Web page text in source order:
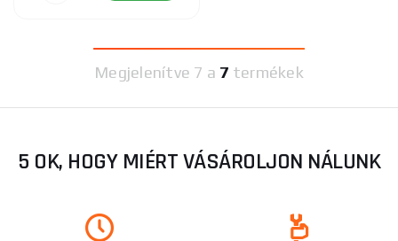
Megjelenítve 7 a 7 termékek
5 OK, HOGY MIÉRT VÁSÁROLJON NÁLUNK